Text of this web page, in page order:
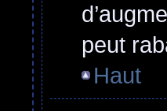
peut
Haut